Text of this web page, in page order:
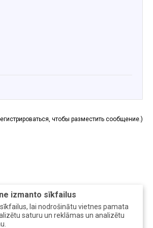
izmanto sīkfailus
lai nodrošinātu vietnes pamata
saturu un reklāmas un analizētu
чтобы разместить сообщение.)